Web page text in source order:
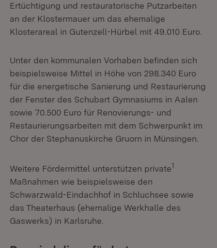
Ertüchtigung und restauratorische Putzarbeiten
an der Klostermauer um das ehemalige
Klosterareal in Gutenzell-Hürbel mit 49.010 Euro.
Unter den kommunalen Vorhaben befinden sich
beispielsweise Mittel in Höhe von 298.340 Euro
für die energetische Sanierung und Restaurierung
der Fenster des Schubart Gymnasiums in Aalen
sowie 70.500 Euro für Renovierungs- und
Restaurierungsarbeiten mit dem Schwerpunkt im
Chor der Stephanuskirche Gruorn in Münsingen.
Weitere Fördermittel unterstützen private1
Maßnahmen wie beispielsweise den
Schwarzwald-Eindachhof in Schluchsee sowie
das Theaterhaus (ehemalige Werkhalle des
Gaswerks) in Karlsruhe.